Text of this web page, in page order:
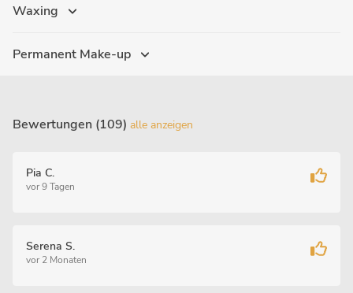
Waxing
Permanent Make-up
Bewertungen (109) alle anzeigen
Pia C.
vor 9 Tagen
Serena S.
vor 2 Monaten